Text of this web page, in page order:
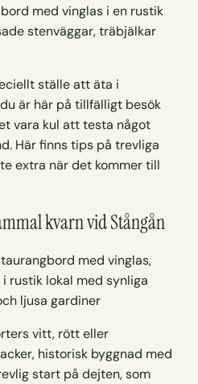
ställe att äta i
är här på tillfälligt besök
vara kul att testa något
Här finns tips på trevliga
extra när det kommer till
kvarn vid Stångån
vitt, rött eller
historisk byggnad med
start på dejten, som